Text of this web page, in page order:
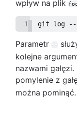
wpływ na plik
1 git log --
Parametr --
kolejne
nazwami
pomylenie z
można pominąć.